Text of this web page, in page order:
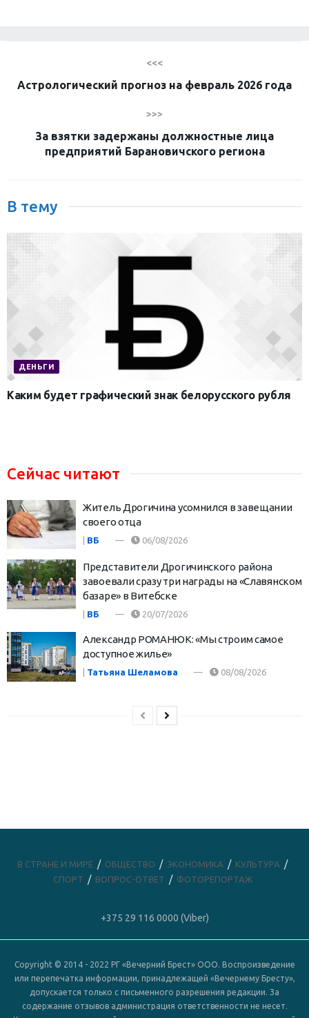
<<<
Астрологический прогноз на февраль 2026 года
>>>
За взятки задержаны должностные лица
предприятий Барановичского региона
В тему
ДЕНЬГИ
Каким будет графический знак белорусского рубля
Сейчас читают
Житель Дрогичина усомнился в завещании
своего отца
| ВБ 06/08/2026
Представители Дрогичинского района
завоевали сразу три награды на «Славянском
базаре» в Витебске
ВБ 20/07/2026
Александр РОМАНЮК: «Мы строим самое
доступное жилье»
Татьяна Шеламова 08/08/2026
В СТРАНЕ И МИРЕ ОБЩЕСТВО ЭКОНОМИКА
КУЛЬТУРА
СПОРТ
ВОПРОС-ОТВЕТ ФОТОРЕПОРТАЖ
+375 29 116 0000 (Viber)
Copyright © 2014 - 2022 РГ «Вечерний Брест» ООО. Воспроизведение
или перепечатка информации, принадлежащей «Вечернему Бресту»,
допускается только с письменного разрешения редакции. За
содержание отзывов администрация ответственности не несет.